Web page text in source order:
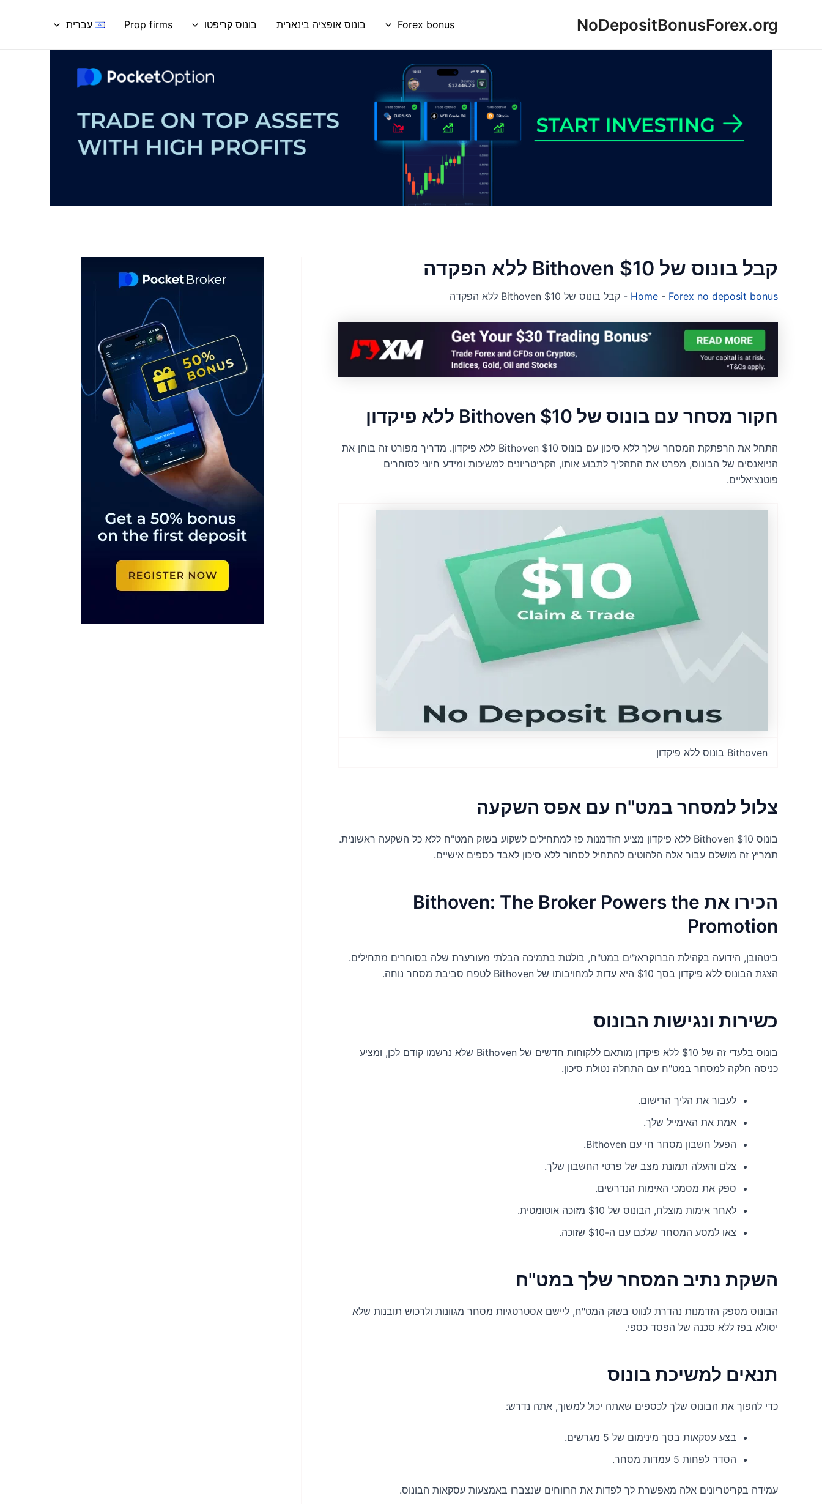
NoDepositBonusForex.org
Forex bonus בונוס אופציה בינארית בונוס קריפטו Prop firms עברית
קבל בונוס של Bithoven $10 ללא הפקדה
Home - Forex no deposit bonus
- קבל בונוס של Bithoven $10 ללא הפקדה
חקור מסחר עם בונוס של Bithoven $10 ללא פיקדון
התחל את הרפתקת המסחר שלך ללא סיכון עם בונוס Bithoven $10 ללא פיקדון. מדריך מפורט זה בוחן את
הניואנסים של הבונוס, מפרט את התהליך לתבוע אותו, הקריטריונים למשיכות ומידע חיוני לסוחרים
פוטנציאליים.
Bithoven בונוס ללא פיקדון
צלול למסחר במט"ח עם אפס השקעה
בונוס Bithoven $10 ללא פיקדון מציע הזדמנות פז למתחילים לשקוע בשוק המט"ח ללא כל השקעה ראשונית.
תמריץ זה מושלם עבור אלה הלהוטים להתחיל לסחור ללא סיכון לאבד כספים אישיים.
הכירו את Bithoven: The Broker Powers the
Promotion
ביטהובן, הידועה בקהילת הברוקראז'ים במט"ח, בולטת בתמיכה הבלתי מעורערת שלה בסוחרים מתחילים.
הצגת הבונוס ללא פיקדון בסך $10 היא עדות למחויבותו של Bithoven לטפח סביבת מסחר נוחה.
כשירות ונגישות הבונוס
בונוס בלעדי זה של $10 ללא פיקדון מותאם ללקוחות חדשים של Bithoven שלא נרשמו קודם לכן, ומציע
כניסה חלקה למסחר במט"ח עם התחלה נטולת סיכון.
לעבור את הליך הרישום.
אמת את האימייל שלך.
הפעל חשבון מסחר חי עם Bithoven.
צלם והעלה תמונת מצב של פרטי החשבון שלך.
ספק את מסמכי האימות הנדרשים.
לאחר אימות מוצלח, הבונוס של $10 מזוכה אוטומטית.
צאו למסע המסחר שלכם עם ה-$10 שזוכה.
השקת נתיב המסחר שלך במט"ח
הבונוס מספק הזדמנות נהדרת לנווט בשוק המט"ח, ליישם אסטרטגיות מסחר מגוונות ולרכוש תובנות שלא
יסולא בפז ללא סכנה של הפסד כספי.
תנאים למשיכת בונוס
כדי להפוך את הבונוס שלך לכספים שאתה יכול למשוך, אתה נדרש:
בצע עסקאות בסך מינימום של 5 מגרשים.
הסדר לפחות 5 עמדות מסחר.
עמידה בקריטריונים אלה מאפשרת לך לפדות את הרווחים שנצברו באמצעות עסקאות הבונוס.